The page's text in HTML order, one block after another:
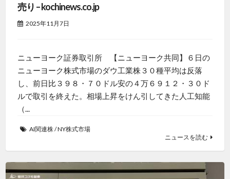
売り – kochinews.co.jp
2025年11月7日
ニューヨーク証券取引所 【ニューヨーク共同】６日の
ニューヨーク株式市場のダウ工業株３０種平均は反落
し、前日比３９８・７０ドル安の４万６９１２・３０ド
ルで取引を終えた。相場上昇をけん引してきた人工知能
（...
AI関連株/NY株式市場
ニュースを読む